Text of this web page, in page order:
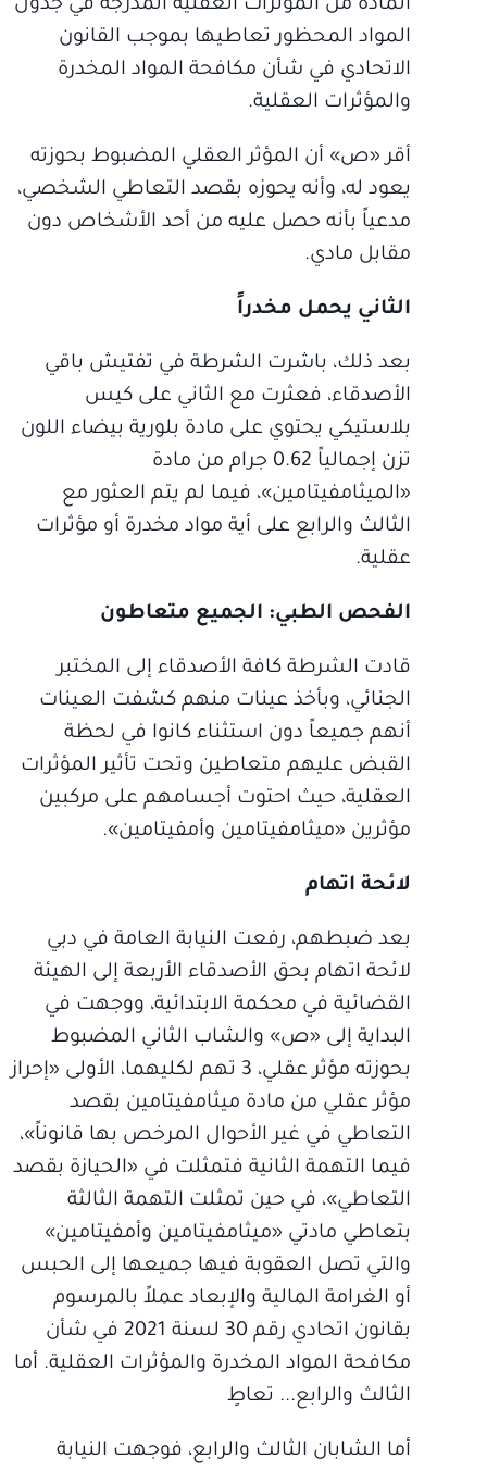
المادة من المؤثرات العقلية المدرجة في جدول
المواد المحظور تعاطيها بموجب القانون
الاتحادي في شأن مكافحة المواد المخدرة
والمؤثرات العقلية.
أقر «ص» أن المؤثر العقلي المضبوط بحوزته
يعود له، وأنه يحوزه بقصد التعاطي الشخصي،
مدعياً بأنه حصل عليه من أحد الأشخاص دون
مقابل مادي.
الثاني يحمل مخدراً
بعد ذلك، باشرت الشرطة في تفتيش باقي
الأصدقاء، فعثرت مع الثاني على كيس
بلاستيكي يحتوي على مادة بلورية بيضاء اللون
تزن إجمالياً 0.62 جرام من مادة
«الميثامفيتامين»، فيما لم يتم العثور مع
الثالث والرابع على أية مواد مخدرة أو مؤثرات
عقلية.
الفحص الطبي: الجميع متعاطون
قادت الشرطة كافة الأصدقاء إلى المختبر
الجنائي، وبأخذ عينات منهم كشفت العينات
أنهم جميعاً دون استثناء كانوا في لحظة
القبض عليهم متعاطين وتحت تأثير المؤثرات
العقلية، حيث احتوت أجسامهم على مركبين
مؤثرين «ميثامفيتامين وأمفيتامين».
لائحة اتهام
بعد ضبطهم، رفعت النيابة العامة في دبي
لائحة اتهام بحق الأصدقاء الأربعة إلى الهيئة
القضائية في محكمة الابتدائية، ووجهت في
البداية إلى «ص» والشاب الثاني المضبوط
بحوزته مؤثر عقلي، 3 تهم لكليهما، الأولى «إحراز
مؤثر عقلي من مادة ميثامفيتامين بقصد
التعاطي في غير الأحوال المرخص بها قانوناً»،
فيما التهمة الثانية فتمثلت في «الحيازة بقصد
التعاطي»، في حين تمثلت التهمة الثالثة
بتعاطي مادتي «ميثامفيتامين وأمفيتامين»
والتي تصل العقوبة فيها جميعها إلى الحبس
أو الغرامة المالية والإبعاد عملاً بالمرسوم
بقانون اتحادي رقم 30 لسنة 2021 في شأن
مكافحة المواد المخدرة والمؤثرات العقلية. أما
الثالث والرابع... تعاطٍ
أما الشابان الثالث والرابع، فوجهت النيابة